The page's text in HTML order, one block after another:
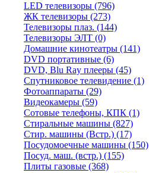
LED телевизоры (796)
ЖК телевизоры (273)
Телевизоры плаз. (144)
Телевизоры ЭЛТ (0)
Домашние кинотеатры (141)
DVD портативные (6)
DVD, Blu Ray плееры (45)
Спутниковое телевидение (1)
Фотоаппараты (29)
Видеокамеры (59)
Сотовые телефоны, КПК (1)
Стиральные машины (827)
Стир. машины (Встр.) (17)
Посудомоечные машины (150)
Посуд. маш. (встр.) (155)
Плиты газовые (368)